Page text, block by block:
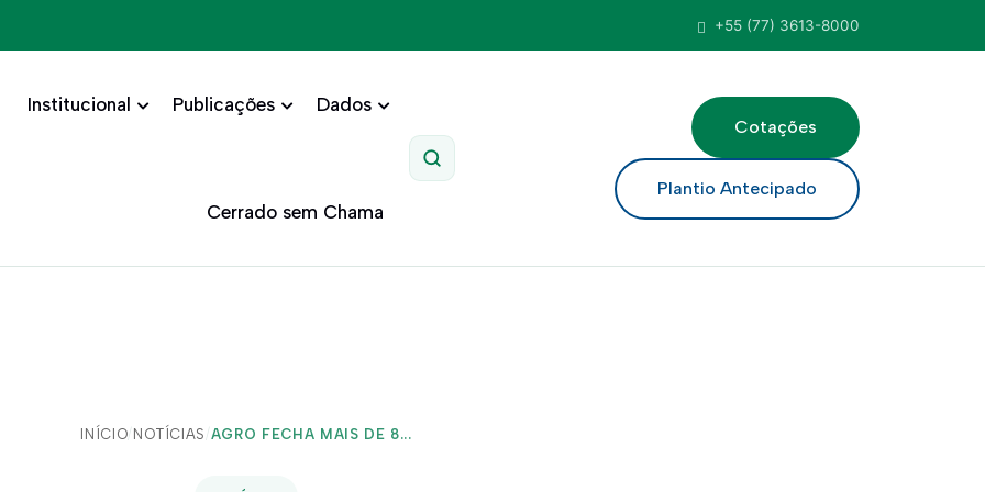
+55 (77) 3613-8000
Institucional Publicações Dados
Cerrado sem Chama
Pesquisar
Cotações
Plantio Antecipado
INÍCIO/ NOTÍCIAS /AGRO FECHA MAIS DE 8...